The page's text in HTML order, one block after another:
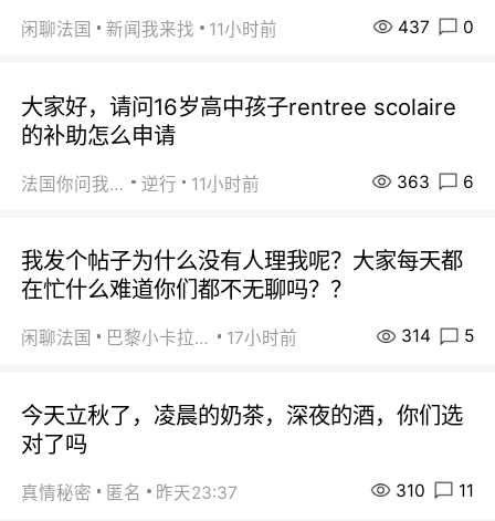
闲聊法国 新闻我来找 11小时前 437 0
大家好，请问16岁高中孩子rentree scolaire
的补助怎么申请
法国你问我答 逆行 11小时前 363 6
我发个帖子为什么没有人理我呢？大家每天都
在忙什么难道你们都不无聊吗？？
闲聊法国 巴黎小卡拉咪 17小时前 314 5
今天立秋了，凌晨的奶茶，深夜的酒，你们选
对了吗
真情秘密 匿名 昨天23:37 310 11